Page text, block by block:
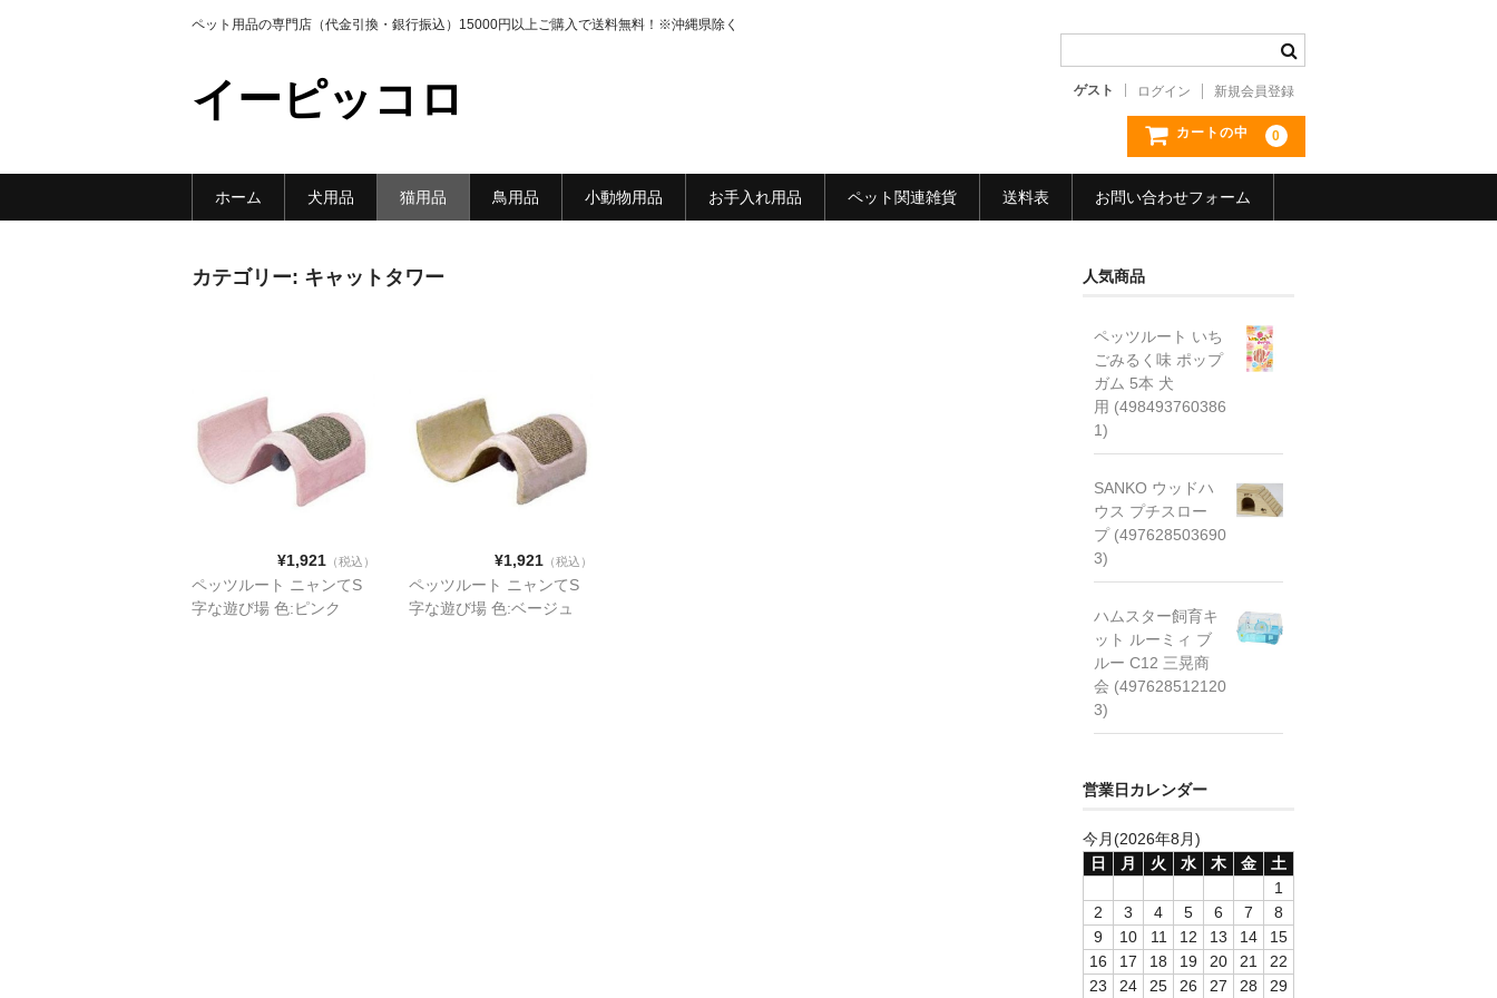
ペット用品の専門店（代金引換・銀行振込）15000円以上ご購入で送料無料！※沖縄県除く
イーピッコロ ゲスト ログイン 新規会員登録
カートの中 0
ホーム 犬用品 猫用品 鳥用品 小動物用品 お手入れ用品 ペット関連雑貨 送料表 お問い合わせフォーム
カテゴリー: キャットタワー
¥1,921 （税込）
ペッツルート ニャンてS
字な遊び場 色:ピンク
¥1,921 （税込）
ペッツルート ニャンてS
字な遊び場 色:ベージュ
人気商品
ペッツルート いち
ごみるく味 ポップ
ガム 5本 犬
用 (498493760386
1)
SANKO ウッドハ
ウス プチスロー
プ (497628503690
3)
ハムスター飼育キ
ット ルーミィ ブ
ルー C12 三晃商
会 (497628512120
3)
営業日カレンダー
今月(2026年8月)
日
月 火 水 木 金
土
1
2
3 4 5 6 7
8
9
10 11 12 13 14
15
16
17 18 19 20 21
22
23
24 25 26 27 28 29